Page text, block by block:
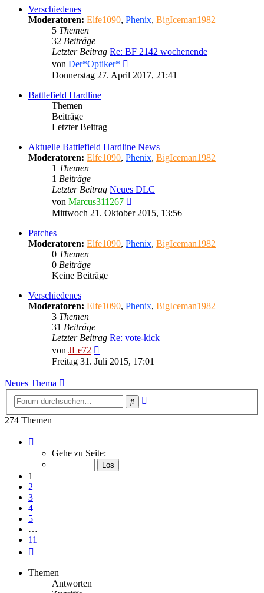
Verschiedenes
Moderatoren: Elfe1090, Phenix, BigIceman1982
5 Themen
32 Beiträge
Letzter Beitrag Re: BF 2142 wochenende
von Der*Optiker*
Beitrag
Donnerstag 27. April 2017, 21:41
Battlefield Hardline
Themen
Beiträge
Letzter Beitrag
Aktuelle Battlefield Hardline News
Moderatoren: Elfe1090, Phenix, BigIceman1982
1 Themen
1 Beiträge
Letzter Beitrag Neues DLC
von Marcus311267
Beitrag
Mittwoch 21. Oktober 2015, 13:56
Patches
Moderatoren: Elfe1090, Phenix, BigIceman1982
0 Themen
0 Beiträge
Keine Beiträge
Verschiedenes
Moderatoren: Elfe1090, Phenix, BigIceman1982
3 Themen
31 Beiträge
Letzter Beitrag Re: vote-kick
von JLe72
Beitrag
Freitag 31. Juli 2015, 17:01
Neues Thema
Suche
274 Themen
von
Gehe zu Seite:
1
2
3
4
5
…
11
Themen
Antworten